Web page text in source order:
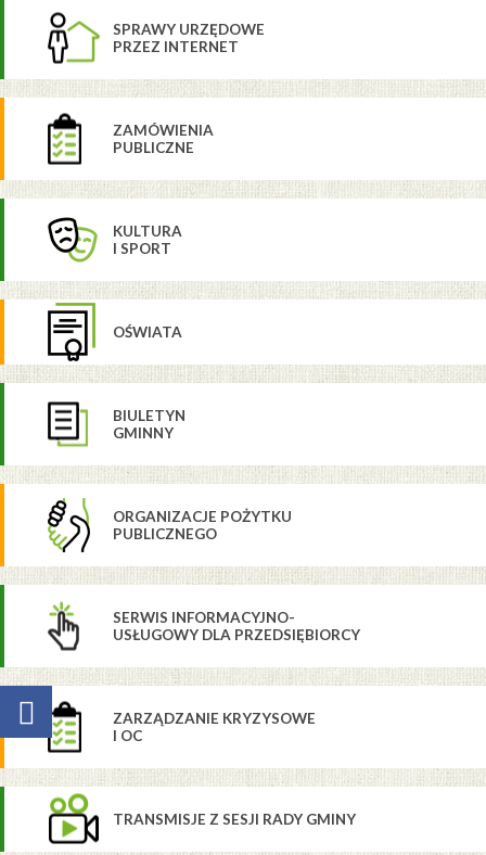
SPRAWY URZĘDOWE
PRZEZ INTERNET
ZAMÓWIENIA
PUBLICZNE
KULTURA
I SPORT
OŚWIATA
BIULETYN
GMINNY
ORGANIZACJE POŻYTKU
PUBLICZNEGO
SERWIS INFORMACYJNO-
USŁUGOWY DLA PRZEDSIĘBIORCY
ZARZĄDZANIE KRYZYSOWE
I OC
TRANSMISJE Z SESJI RADY GMINY